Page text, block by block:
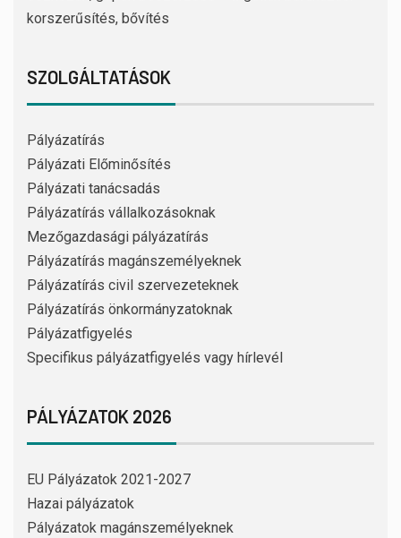
korszerűsítés, bővítés
SZOLGÁLTATÁSOK
Pályázatírás
Pályázati Előminősítés
Pályázati tanácsadás
Pályázatírás vállalkozásoknak
Mezőgazdasági pályázatírás
Pályázatírás magánszemélyeknek
Pályázatírás civil szervezeteknek
Pályázatírás önkormányzatoknak
Pályázatfigyelés
Specifikus pályázatfigyelés vagy hírlevél
PÁLYÁZATOK 2026
EU Pályázatok 2021-2027
Hazai pályázatok
Pályázatok magánszemélyeknek